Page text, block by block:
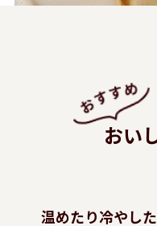
おい
温めたり冷やし